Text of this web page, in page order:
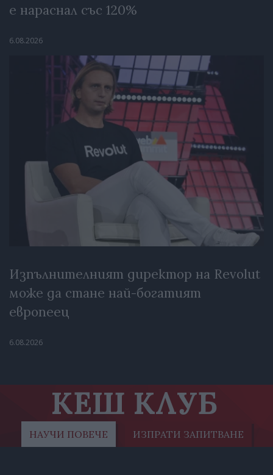
е нараснал със 120%
6.08.2026
Изпълнителният директор на Revolut
може да стане най-богатият
европеец
6.08.2026
КЕШ КЛУБ
НАУЧИ ПОВЕЧЕ ИЗПРАТИ ЗАПИТВАНЕ